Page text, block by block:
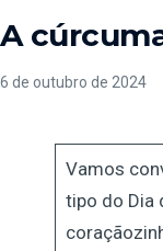
A
6 de outubro de 2024
Vamos
tipo do Dia